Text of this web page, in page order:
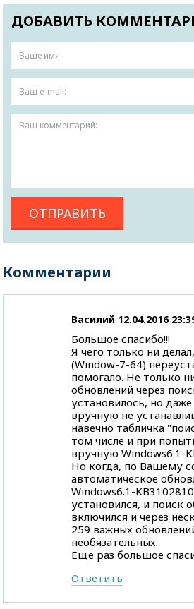
ДОБАВИТЬ
Комментарии
Василий 12.04.2016
Большое спасибо!!!
Я чего только ни
(Window-7-64)
помогало. Не только
обновлений через
установилось, но
вручную не
навечно табличка
том числе и при
вручную Windows6.1-
Но когда, по Вашему
автоматическое
Windows6.1-
установился, и поиск
включился и через
259 важных
необязательных.
Еще раз большое
Ответить